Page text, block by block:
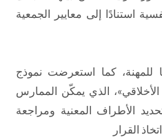
استنادًا إلى معايير الجمعية
للمهنة، كما استعرضت نموذج
الأخلاقي»، الذي يمكّن الممارس
الأطراف المعنية ومراجعة
القرار